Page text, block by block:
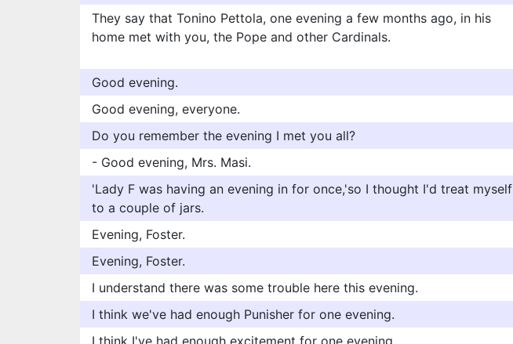
They say that Tonino Pettola, one evening a few months ago, in his
home met with you, the Pope and other Cardinals.
Good evening.
Good evening, everyone.
Do you remember the evening I met you all?
- Good evening, Mrs. Masi.
'Lady F was having an evening in for once,'so I thought I'd treat myself
to a couple of jars.
Evening, Foster.
Evening, Foster.
I understand there was some trouble here this evening.
I think we've had enough Punisher for one evening.
I think I've had enough excitement for one evening.